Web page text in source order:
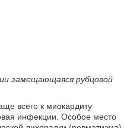
замещающаяся рубцовой
всего к миокардиту
инфекции. Особое место